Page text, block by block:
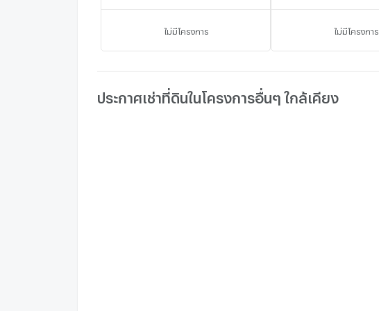
ไม่มีโครงการ ไม่มีโครงการ
ประกาศเช่าที่ดินในโครงการอื่นๆ ใกล้เคียง